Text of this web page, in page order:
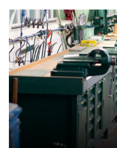
Unabhängig von
der REDEX Group im
Komponenten auf den